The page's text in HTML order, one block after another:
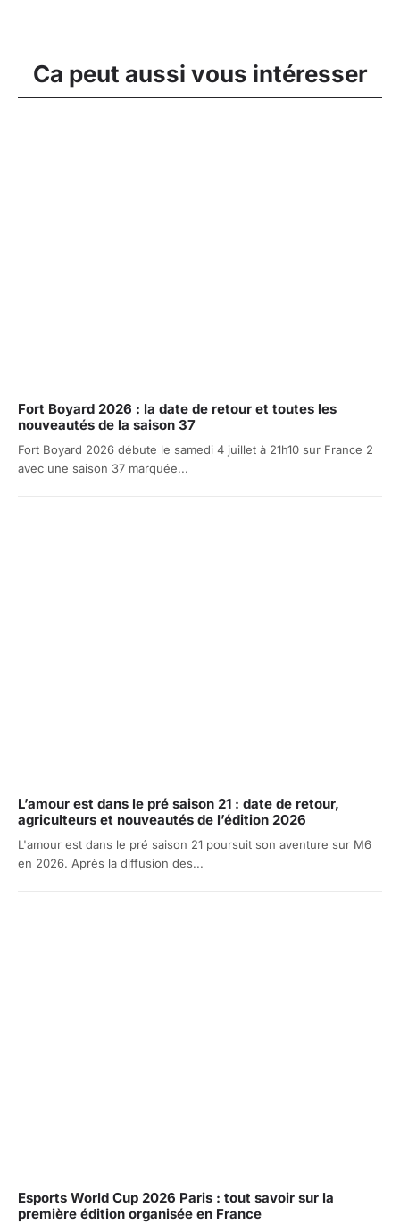
Ca peut aussi vous intéresser
Fort Boyard 2026 : la date de retour et toutes les
nouveautés de la saison 37
Fort Boyard 2026 débute le samedi 4 juillet à 21h10 sur France 2
avec une saison 37 marquée...
L’amour est dans le pré saison 21 : date de retour,
agriculteurs et nouveautés de l’édition 2026
L'amour est dans le pré saison 21 poursuit son aventure sur M6
en 2026. Après la diffusion des...
Esports World Cup 2026 Paris : tout savoir sur la
première édition organisée en France